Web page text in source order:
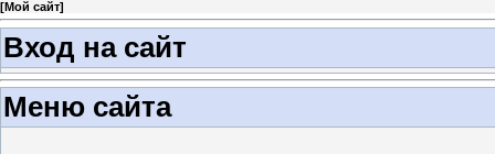
[Мой сайт]
Вход на сайт
Меню сайта